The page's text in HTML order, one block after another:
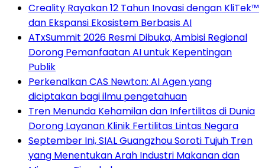
Creality Rayakan 12 Tahun Inovasi dengan KliTek™
dan Ekspansi Ekosistem Berbasis AI
ATxSummit 2026 Resmi Dibuka, Ambisi Regional
Dorong Pemanfaatan AI untuk Kepentingan
Publik
Perkenalkan CAS Newton: AI Agen yang
diciptakan bagi ilmu pengetahuan
Tren Menunda Kehamilan dan Infertilitas di Dunia
Dorong Layanan Klinik Fertilitas Lintas Negara
September Ini, SIAL Guangzhou Soroti Tujuh Tren
yang Menentukan Arah Industri Makanan dan